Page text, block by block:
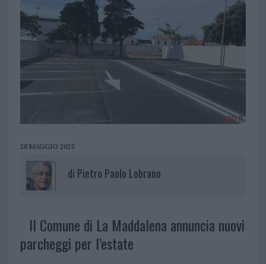
28 MAGGIO 2025
di Pietro Paolo Lobrano
Il Comune di La Maddalena annuncia nuovi
parcheggi per l’estate